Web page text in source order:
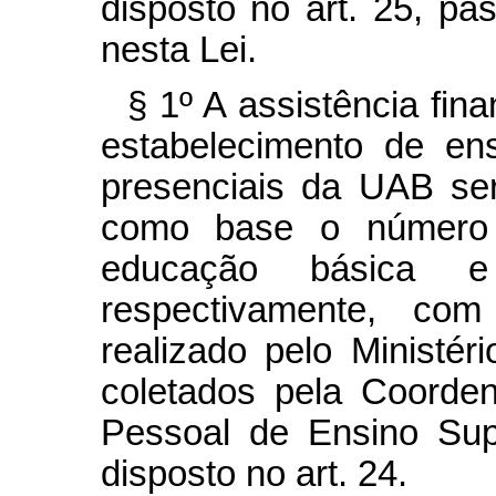
disposto no art. 25,
nesta Lei.
§ 1º A assistência
estabelecimento de
presenciais da UAB
como base o
educação
respectivamente,
realizado pelo
coletados pela
Pessoal de Ensino
disposto no art. 24.